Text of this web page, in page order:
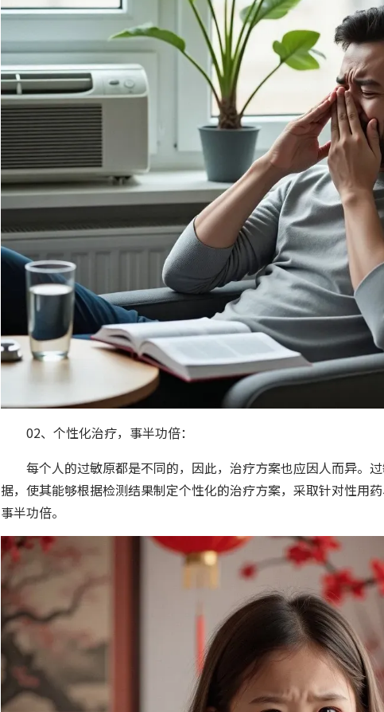
02、个性化治疗，事半功倍：
每个人的过敏原都是不同的，因此，治疗方案也应因人而异。
据，使其能够根据检测结果制定个性化的治疗方案，采取针对性用
事半功倍。